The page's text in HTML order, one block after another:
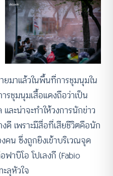
ยมาแล้วในพื้นที่การชุมนุมใน
รชุมนุมเสื้อแดงถือว่าเป็น
ะน่าจะทำให้วงการนักข่าว
ดี เพราะมีสื่อที่เสียชีวิตคือนัก
คน ซึ่งถูกยิงเข้าบริเวณจุด
าบิโอ โปเลงกี (Fabio
ลุหัวใจ